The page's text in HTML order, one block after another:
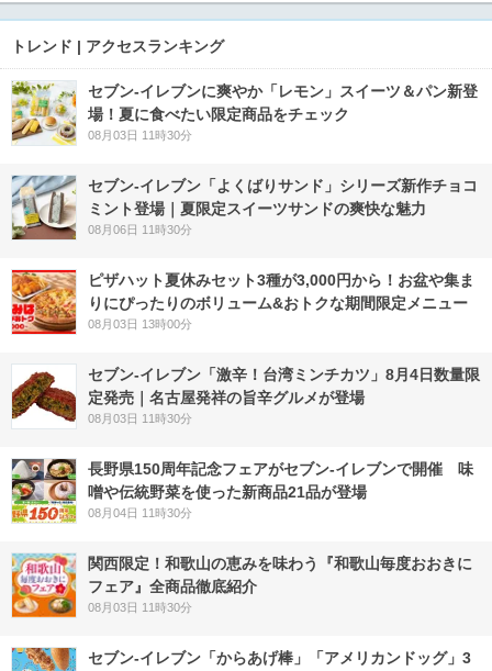
トレンド | アクセスランキング
セブン‐イレブンに爽やか「レモン」スイーツ＆パン新登
場！夏に食べたい限定商品をチェック
08月03日 11時30分
セブン‐イレブン「よくばりサンド」シリーズ新作チョコ
ミント登場｜夏限定スイーツサンドの爽快な魅力
08月06日 11時30分
ピザハット夏休みセット3種が3,000円から！お盆や集ま
りにぴったりのボリューム&おトクな期間限定メニュー
08月03日 13時00分
セブン-イレブン「激辛！台湾ミンチカツ」8月4日数量限
定発売｜名古屋発祥の旨辛グルメが登場
08月03日 11時30分
長野県150周年記念フェアがセブン-イレブンで開催 味
噌や伝統野菜を使った新商品21品が登場
08月04日 11時30分
関西限定！和歌山の恵みを味わう『和歌山毎度おおきに
フェア』全商品徹底紹介
08月03日 11時30分
セブン‐イレブン「からあげ棒」「アメリカンドッグ」3